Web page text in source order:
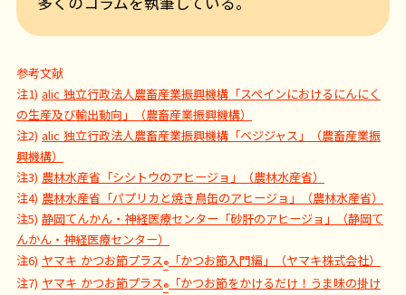
参考文献
注1) alic 独立行政法人農畜産業振興機構「スペインにおけるにんにく
の生産及び輸出動向」（農畜産業振興機構）
注2) alic 独立行政法人農畜産業振興機構「ベジジャス」（農畜産業振
興機構）
注3) 農林水産省「シシトウのアヒージョ」（農林水産省）
注4) 農林水産省「パプリカと焼き鳥缶のアヒージョ」（農林水産省）
注5) 静岡てんかん・神経医療センター「砂肝のアヒージョ」（静岡て
んかん・神経医療センター）
注6) ヤマキ かつお節プラス®「かつお節入門編」（ヤマキ株式会社）
注7) ヤマキ かつお節プラス®「かつお節をかけるだけ！うま味の掛け